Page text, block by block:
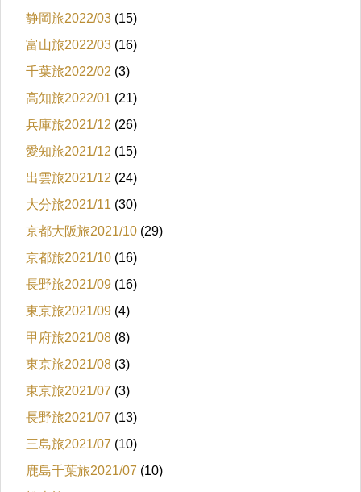
静岡旅2022/03 (15)
富山旅2022/03 (16)
千葉旅2022/02 (3)
高知旅2022/01 (21)
兵庫旅2021/12 (26)
愛知旅2021/12 (15)
出雲旅2021/12 (24)
大分旅2021/11 (30)
京都大阪旅2021/10 (29)
京都旅2021/10 (16)
長野旅2021/09 (16)
東京旅2021/09 (4)
甲府旅2021/08 (8)
東京旅2021/08 (3)
東京旅2021/07 (3)
長野旅2021/07 (13)
三島旅2021/07 (10)
鹿島千葉旅2021/07 (10)